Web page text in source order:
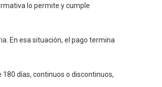
lo permite y cumple
En esa situación, el pago termina
días, continuos o discontinuos,